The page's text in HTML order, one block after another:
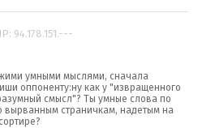
IP: 94.178.151.---
умными мыслями, сначала
оппоненту:ну как у "извращенного
смысл"? Ты умные слова по
вырванным страничкам, надетым на